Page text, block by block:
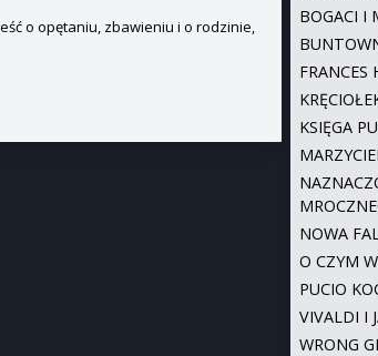
o opętaniu, zbawieniu i o rodzinie,
BOGACI I
FRANCES
KSIĘGA
NOWA
O CZYM
PUCIO
VIVALDI I
WRONG